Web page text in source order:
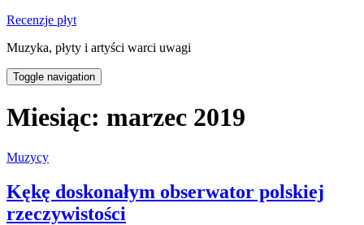
Recenzje płyt
Muzyka, płyty i artyści warci uwagi
Toggle navigation
Miesiąc: marzec 2019
Muzycy
Kękę doskonałym obserwator polskiej
rzeczywistości